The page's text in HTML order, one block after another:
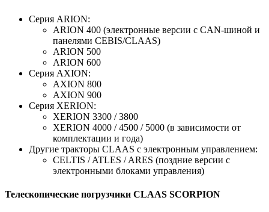
Серия ARION:
ARION 400 (электронные версии с CAN-шиной и
панелями CEBIS/CLAAS)
ARION 500
ARION 600
Серия AXION:
AXION 800
AXION 900
Серия XERION:
XERION 3300 / 3800
XERION 4000 / 4500 / 5000 (в зависимости от
комплектации и года)
Другие тракторы CLAAS с электронным управлением:
CELTIS / ATLES / ARES (поздние версии с
электронными блоками управления)
Телескопические погрузчики CLAAS SCORPION